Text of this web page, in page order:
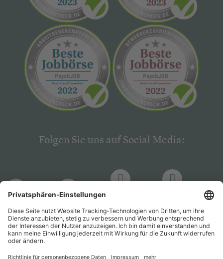
Folgen Sie uns auf Social Media:
PsychJOB PsychJOB
Hogrefe
Verlag
Hogrefe
Verlag